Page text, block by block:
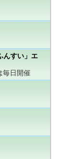
んすい」エ
毎日開催